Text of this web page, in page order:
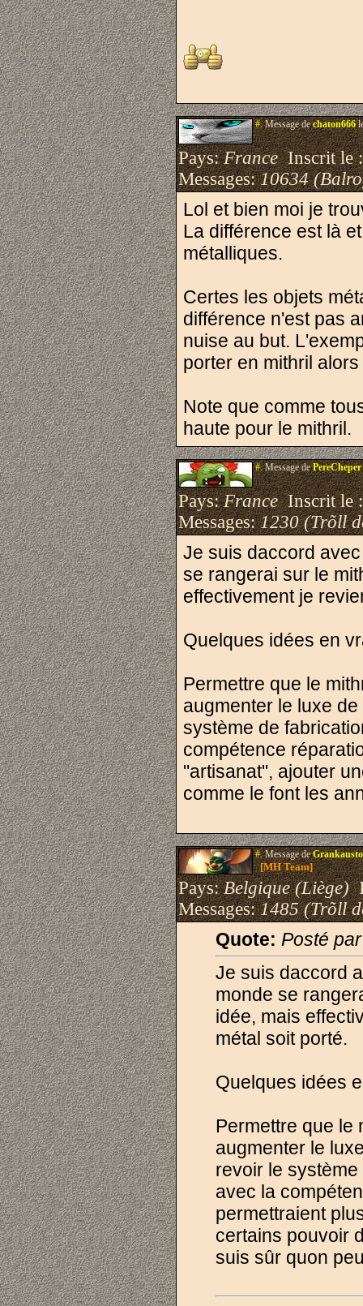
#.Message dechaton666
Pays:FranceInscrit le
Messages:10634
Lol et bien moi je
La différence est là
métalliques.
Certes les objets
différence n'est pas
nuise au but.
porter en mithril
Note que comme
haute pour le mithril.
#.Message dePereCheper
Pays:FranceInscrit le
Messages:1230 (Trõll
Je suis daccord
se rangerai sur le
effectivement je
Quelques idées en
Permettre que le
augmenter le luxe
système de
compétence
"artisanat", ajouter
comme le font les
#.Message deGrankausto
[MH Team]
Pays:Belgique (Liège)
Messages:1485 (Trõll
Quote: Posté
Je suis daccord
monde se
idée, mais
métal soit porté.
Quelques idées
Permettre que le
augmenter le
revoir le
avec la
permettraient
certains pouvoir
suis sûr quon